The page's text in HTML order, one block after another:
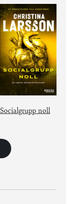
Socialgrupp noll